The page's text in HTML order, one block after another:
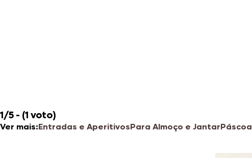
1/5 - (1 voto)
Ver mais:Entradas e AperitivosPara Almoço e JantarPáscoa